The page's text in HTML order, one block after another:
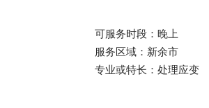
可服务时段：晚上
服务区域：新余市
专业或特长：处理应变